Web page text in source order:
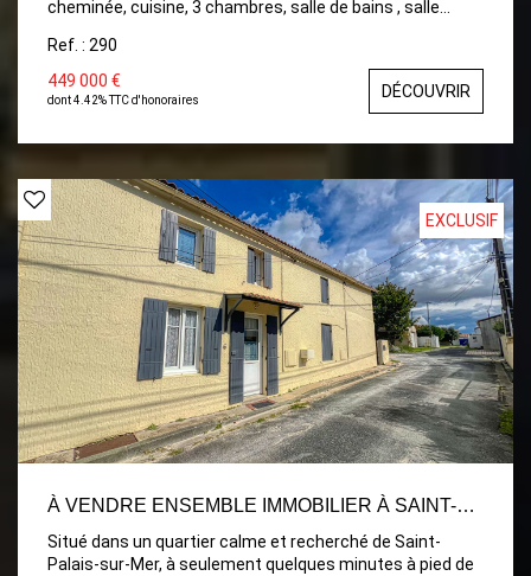
cheminée, cuisine, 3 chambres, salle de bains , salle
repos
Ref. : 290
449 000 €
dont 4.42% TTC d'honoraires DÉCOUVRIR
EXCLUSIF
À VENDRE ENSEMBLE IMMOBILIER À SAINT-PALAIS-SUR-MER, À 800 M DE LA PLAGE DE NAUZAN
Situé dans un quartier calme et recherché de Saint-
Palais-sur-Mer, à seulement quelques minutes à pied de